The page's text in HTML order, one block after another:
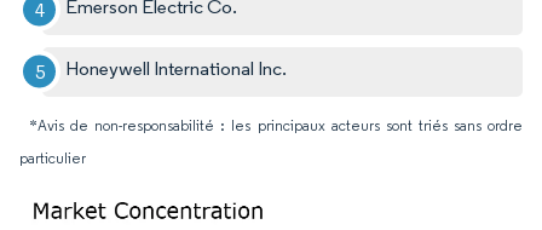
Emerson Electric Co.
Honeywell International Inc.
*Avis de non-responsabilité : les principaux acteurs sont triés sans ordre
particulier